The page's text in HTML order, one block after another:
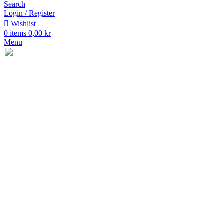
Search
Login / Register
Wishlist
0 items 0,00 kr
Menu